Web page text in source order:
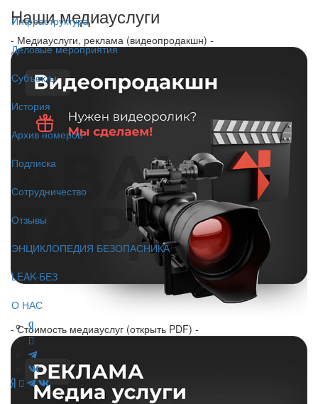
Инфраструктура
Деловые мероприятия
Субъекты
История
Архив номеров
Подписка
Сотрудничество
Отзывы
ЭНЦИКЛОПЕДИЯ БЕЗОПАСНИКА
LEAK-БЕЗ
О НАС
Наши медиауслуги
- Медиауслуги, реклама (видеопродакшн) -
- Стоимость медиауслуг (открыть PDF) -